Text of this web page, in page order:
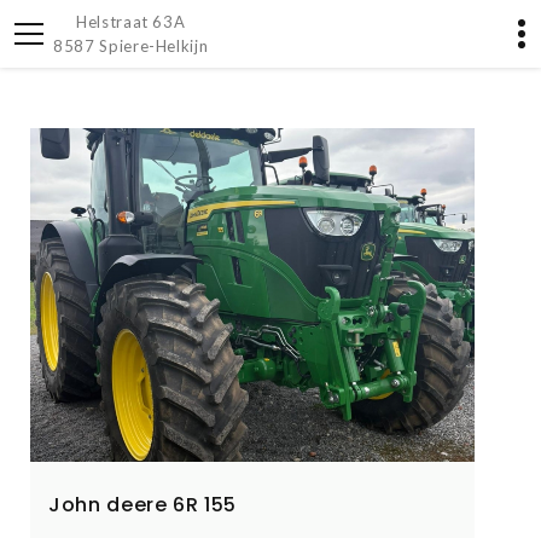
Helstraat 63A
8587 Spiere-Helkijn
John deere 6R 155